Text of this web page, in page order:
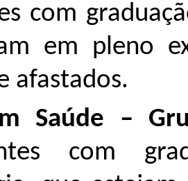
com
em pleno
afastados.
Saúde –
com